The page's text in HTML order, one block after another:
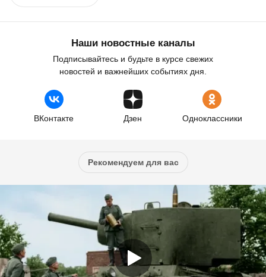
Наши новостные каналы
Подписывайтесь и будьте в курсе свежих
новостей и важнейших событиях дня.
ВКонтакте Дзен Одноклассники
Рекомендуем для вас